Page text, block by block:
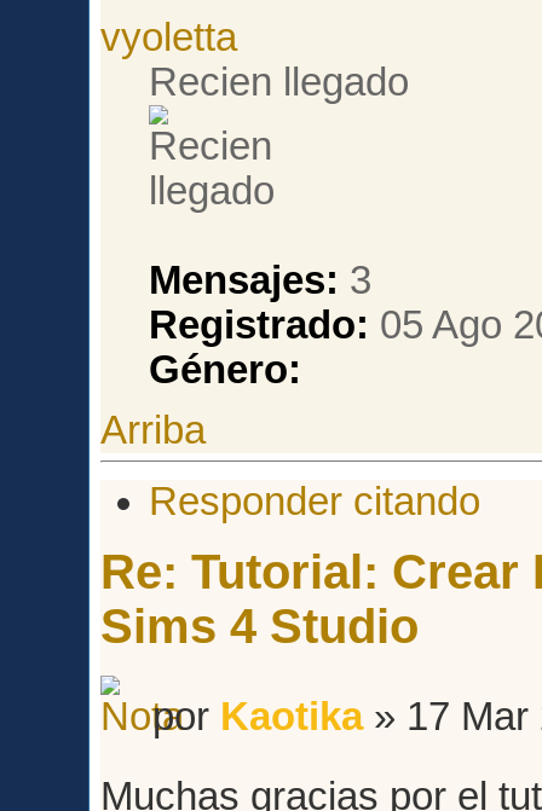
vyoletta
Recien llegado
Mensajes: 3
Registrado: 05 Ago
Género:
Arriba
Responder citando
Re: Tutorial: Crear
Sims 4 Studio
por Kaotika» 17 Mar
Muchas gracias por el